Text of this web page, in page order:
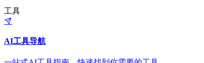
工具
AI工具导航